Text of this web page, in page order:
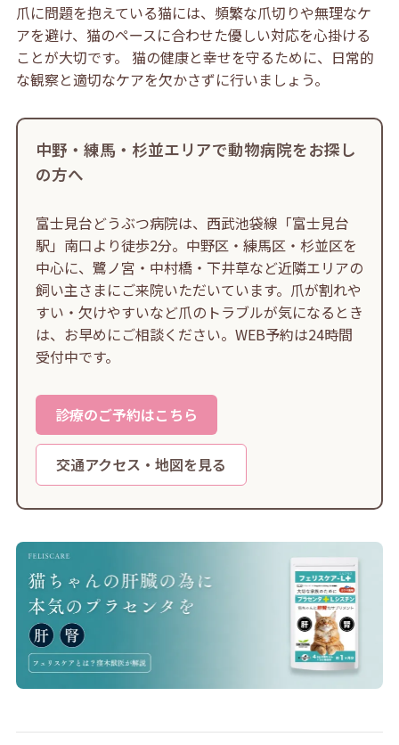
爪に問題を抱えている猫には、頻繁な爪切りや無理なケ
アを避け、猫のペースに合わせた優しい対応を心掛ける
ことが大切です。 猫の健康と幸せを守るために、日常的
な観察と適切なケアを欠かさずに行いましょう。
中野・練馬・杉並エリアで動物病院をお探し
の方へ
富士見台どうぶつ病院は、西武池袋線「富士見台
駅」南口より徒歩2分。中野区・練馬区・杉並区を
中心に、鷺ノ宮・中村橋・下井草など近隣エリアの
飼い主さまにご来院いただいています。爪が割れや
すい・欠けやすいなど爪のトラブルが気になるとき
は、お早めにご相談ください。WEB予約は24時間
受付中です。
診療のご予約はこちら
交通アクセス・地図を見る